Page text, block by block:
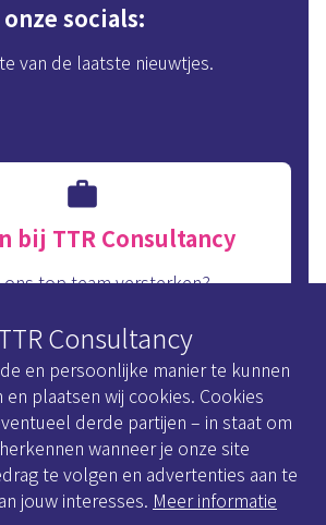
socials
van de laatste nieuwtjes.
bij TTR Consultancy
ons top team versterken?
Onze vacatures
Disclaimer
Cookie Statement
Consultancy
en persoonlijke manier te kunnen
plaatsen wij cookies. Cookies
derde partijen – in staat om
wanneer je onze site
te volgen en advertenties aan te
jouw interesses. Meer informatie